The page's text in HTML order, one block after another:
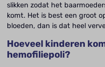
slikken zodat het
komt. Het is best een groot
bloeden, dan is dat heel
Hoeveel kinderen
hemofiliepoli?